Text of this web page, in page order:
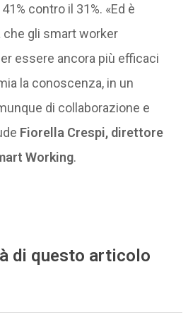
contro il 31%. «Ed è
che gli smart worker
essere ancora più efficaci
la conoscenza, in un
di collaborazione e
Fiorella Crespi, direttore
Working.
di questo articolo